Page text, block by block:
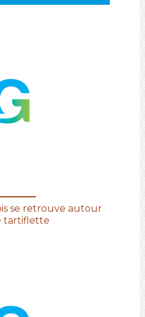
se retrouve autour
tartiflette